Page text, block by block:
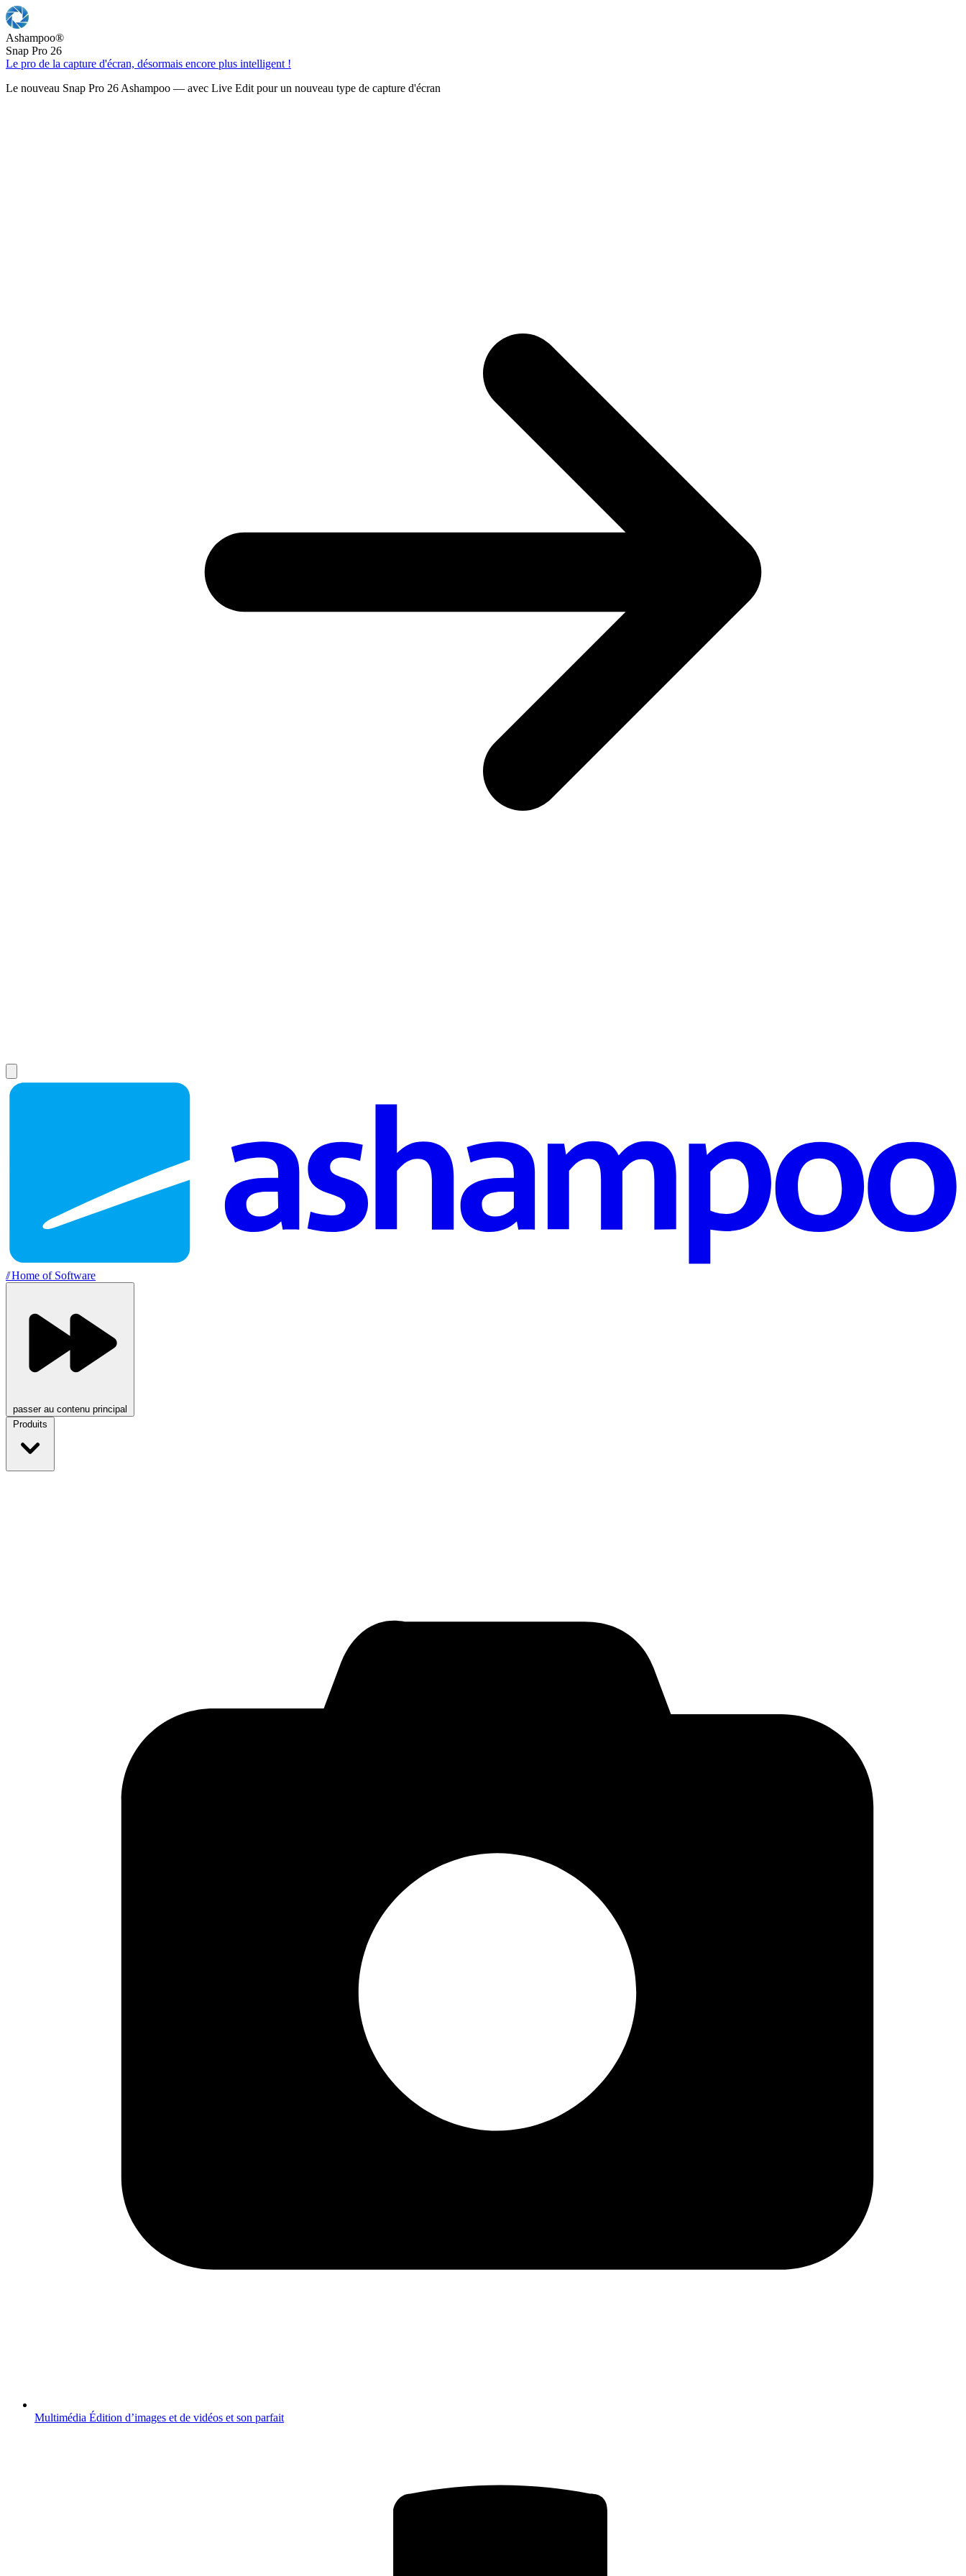
Ashampoo®
Snap Pro 26
Le pro de la capture d'écran, désormais encore plus intelligent !
Le nouveau Snap Pro 26 Ashampoo — avec Live Edit pour un nouveau type de capture d'écran
//Home of Software
passer au contenu principal
Produits
Multimédia Édition d’images et de vidéos et son parfait